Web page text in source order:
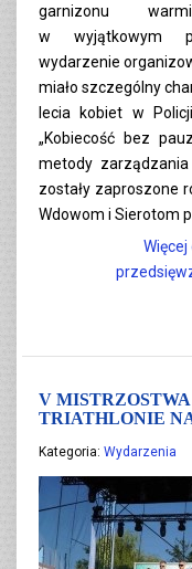
garnizonu
w wyjątkowym
wydarzenie
miało szczególny
lecia kobiet w
„Kobiecość bez
metody zarządzania
zostały zaproszone
Wdowom i Sierotom
Więcej
V
TRIATHLONIE
Kategoria: Wydarzenia